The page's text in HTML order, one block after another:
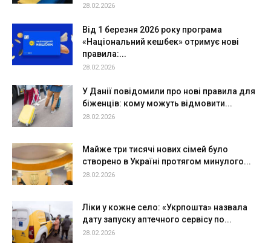
28.02.2026
Від 1 березня 2026 року програма
«Національний кешбек» отримує нові
правила:...
28.02.2026
У Данії повідомили про нові правила для
біженців: кому можуть відмовити...
28.02.2026
Майже три тисячі нових сімей було
створено в Україні протягом минулого...
28.02.2026
Ліки у кожне село: «Укрпошта» назвала
дату запуску аптечного сервісу по...
28.02.2026